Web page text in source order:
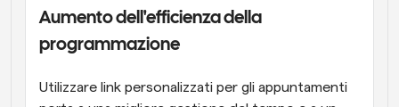
Aumento dell'efficienza della
programmazione
Utilizzare link personalizzati per gli appuntamenti